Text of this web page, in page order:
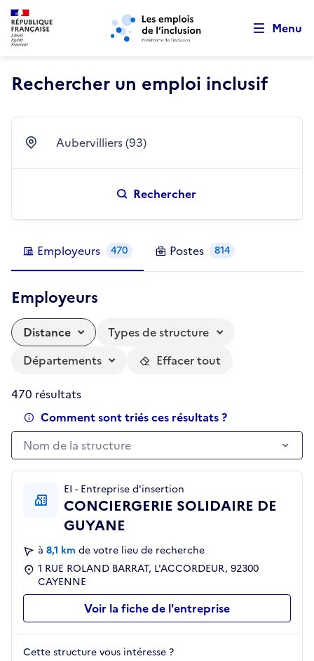
Aller au menu principal Aller au contenu principal
Menu
Rechercher un emploi inclusif
Ville Aubervilliers (93)
Rechercher
Employeurs 470 Postes 814
Employeurs
Distance
Types de structure
Départements
Effacer tout
470 résultats
Comment sont triés ces résultats ?
Nom de la structure
Nom de la structure
EI - Entreprise d'insertion
CONCIERGERIE SOLIDAIRE DE
GUYANE
à 8,1 km de votre lieu de recherche
1 RUE ROLAND BARRAT, L'ACCORDEUR, 92300
CAYENNE
Voir la fiche de l'entreprise
Cette structure vous intéresse ?
Retour au début de la page
Panneau de gestion des cookies